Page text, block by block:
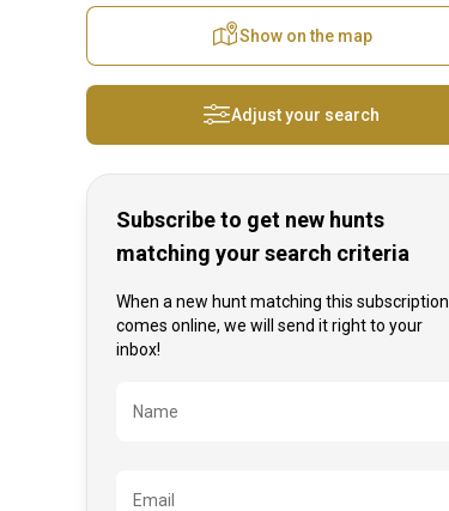
Show on the map
Adjust your search
Subscribe to get new hunts
matching your search criteria
When a new hunt matching this subscription
comes online, we will send it right to your
inbox!
Bezeichnung
Name
Email